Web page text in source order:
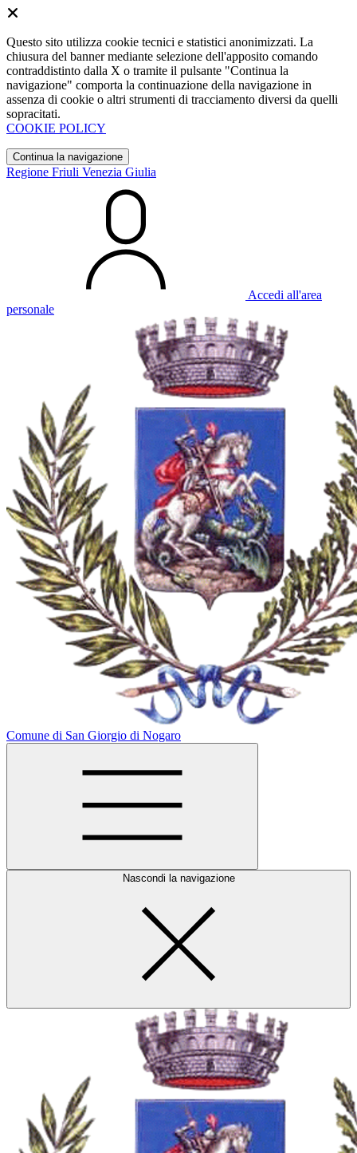
Questo sito utilizza cookie tecnici e statistici anonimizzati. La
chiusura del banner mediante selezione dell'apposito comando
contraddistinto dalla X o tramite il pulsante "Continua la
navigazione" comporta la continuazione della navigazione in
assenza di cookie o altri strumenti di tracciamento diversi da quelli
sopracitati.
COOKIE POLICY
Continua la navigazione
Regione Friuli Venezia Giulia
Accedi all'area
personale
Comune di San Giorgio di Nogaro
Nascondi la navigazione